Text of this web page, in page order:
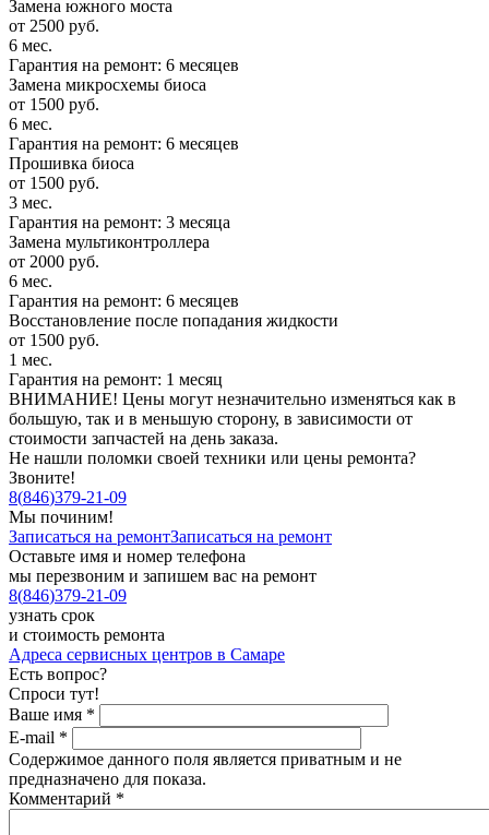
Замена южного моста
от 2500 руб.
6 мес.
Гарантия на ремонт: 6 месяцев
Замена микросхемы биоса
от 1500 руб.
6 мес.
Гарантия на ремонт: 6 месяцев
Прошивка биоса
от 1500 руб.
3 мес.
Гарантия на ремонт: 3 месяца
Замена мультиконтроллера
от 2000 руб.
6 мес.
Гарантия на ремонт: 6 месяцев
Восстановление после попадания жидкости
от 1500 руб.
1 мес.
Гарантия на ремонт: 1 месяц
ВНИМАНИЕ! Цены могут незначительно изменяться как в
большую, так и в меньшую сторону, в зависимости от
стоимости запчастей на день заказа.
Не нашли поломки своей техники или цены ремонта?
Звоните!
8(846)379-21-09
Мы починим!
Записаться на ремонтЗаписаться на ремонт
Оставьте имя и номер телефона
мы перезвоним и запишем вас на ремонт
8(846)379-21-09
узнать срок
и стоимость ремонта
Адреса сервисных центров в Самаре
Есть вопрос?
Спроси тут!
Ваше имя *
E-mail *
Содержимое данного поля является приватным и не
предназначено для показа.
Комментарий *